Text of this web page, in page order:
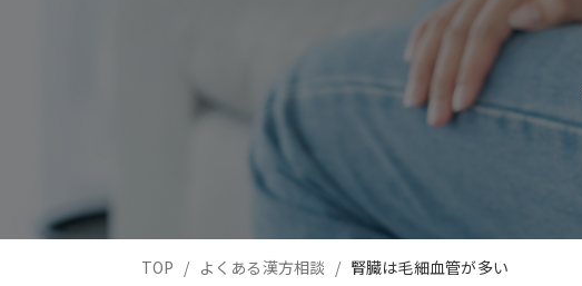
TOP よくある漢方相談 腎臓は毛細血管が多い